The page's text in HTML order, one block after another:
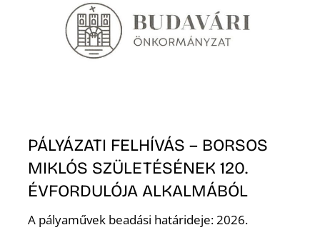
PÁLYÁZATI FELHÍVÁS – BORSOS
MIKLÓS SZÜLETÉSÉNEK 120.
ÉVFORDULÓJA ALKALMÁBÓL
A pályaművek beadási határideje: 2026.